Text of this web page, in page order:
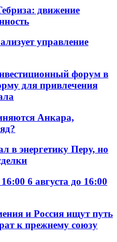
движение
управление
форум в
для привлечения
Анкара,
в энергетику Перу, но
6 августа до 16:00
и Россия ищут путь
к прежнему союзу